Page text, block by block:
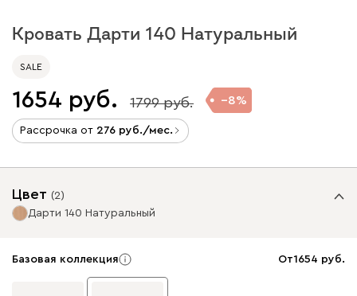
Кровать Дарти 140 Натуральный
SALE
1654 1799 8
Рассрочка от 276 /мес.
Цвет (2)
Дарти 140 Натуральный
Базовая коллекция От1654